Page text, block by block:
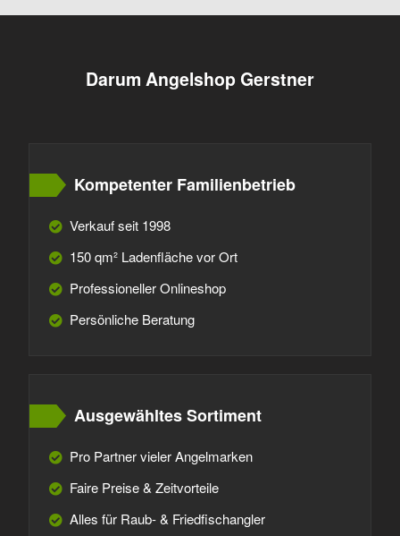
Darum Angelshop Gerstner
Kompetenter Familienbetrieb
Verkauf seit 1998
150 qm² Ladenfläche vor Ort
Professioneller Onlineshop
Persönliche Beratung
Ausgewähltes Sortiment
Pro Partner vieler Angelmarken
Faire Preise & Zeitvorteile
Alles für Raub- & Friedfischangler